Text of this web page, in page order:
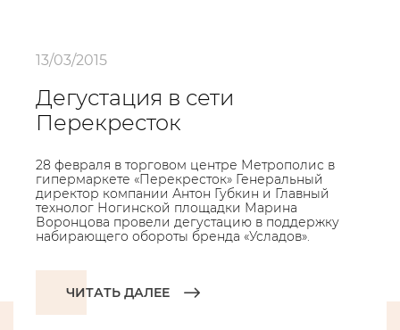
13/03/2015
Дегустация в сети
Перекресток
28 февраля в торговом центре Метрополис в
гипермаркете «Перекресток» Генеральный
директор компании Антон Губкин и Главный
технолог Ногинской площадки Марина
Воронцова провели дегустацию в поддержку
набирающего обороты бренда «Усладов».
ЧИТАТЬ ДАЛЕЕ